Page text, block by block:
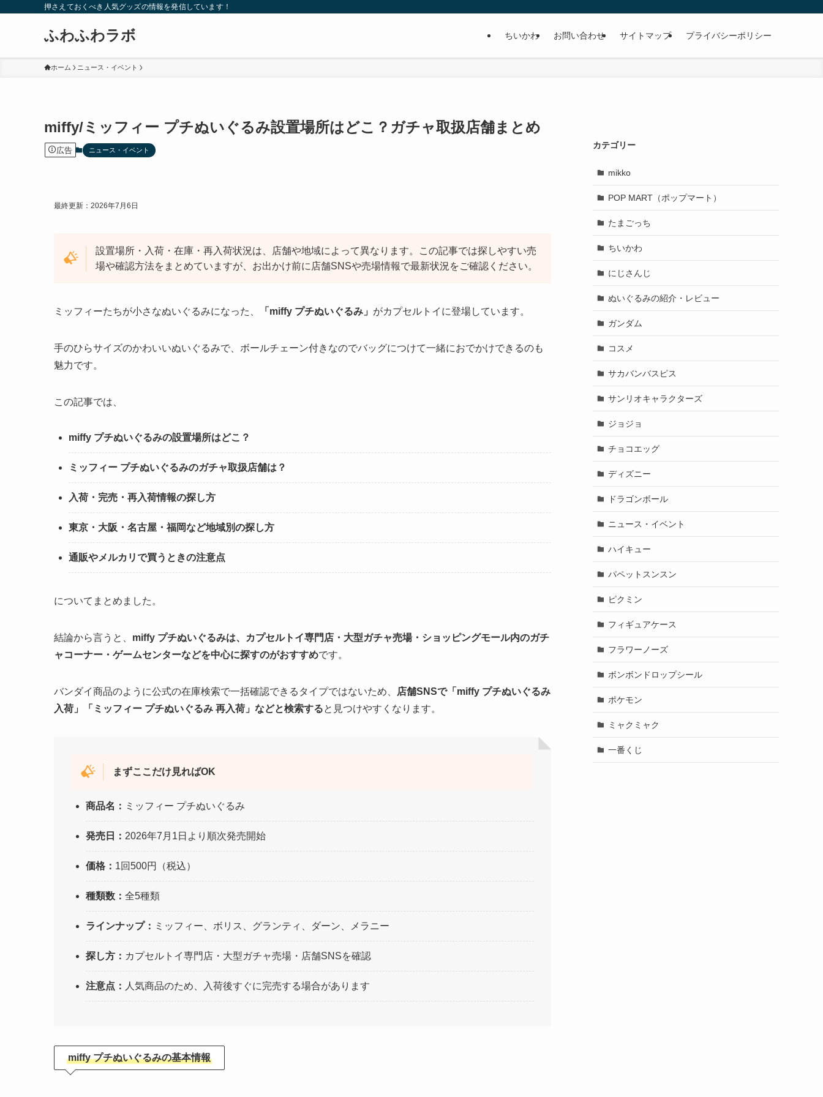
押さえておくべき人気グッズの情報を発信しています！
ふわふわラボ ちいかわ お問い合わせ サイトマップ プライバシーポリシー
ホーム ニュース・イベント
miffy/ミッフィー プチぬいぐるみ設置場所はどこ？ガチャ取扱店舗まとめ
広告 ニュース・イベント
最終更新：2026年7月6日
設置場所・入荷・在庫・再入荷状況は、店舗や地域によって異なります。この記事では探しやすい売
場や確認方法をまとめていますが、お出かけ前に店舗SNSや売場情報で最新状況をご確認ください。
ミッフィーたちが小さなぬいぐるみになった、 「miffy プチぬいぐるみ」 がカプセルトイに登場しています。
手のひらサイズのかわいいぬいぐるみで、ボールチェーン付きなのでバッグにつけて一緒におでかけできるのも
魅力です。
この記事では、
miffy プチぬいぐるみの設置場所はどこ？
ミッフィー プチぬいぐるみのガチャ取扱店舗は？
入荷・完売・再入荷情報の探し方
東京・大阪・名古屋・福岡など地域別の探し方
通販やメルカリで買うときの注意点
についてまとめました。
結論から言うと、 miffy プチぬいぐるみは、カプセルトイ専門店・大型ガチャ売場・ショッピングモール内のガチ
ャコーナー・ゲームセンターなどを中心に探すのがおすすめです。
バンダイ商品のように公式の在庫検索で一括確認できるタイプではないため、
店舗SNSで「miffy プチぬいぐるみ
入荷」「ミッフィー プチぬいぐるみ 再入荷」などと検索すると見つけやすくなります。
まずここだけ見ればOK
商品名： ミッフィー プチぬいぐるみ
発売日： 2026年7月1日より順次発売開始
価格： 1回500円（税込）
種類数： 全5種類
ラインナップ： ミッフィー、ボリス、グランティ、ダーン、メラニー
探し方： カプセルトイ専門店・大型ガチャ売場・店舗SNSを確認
注意点： 人気商品のため、入荷後すぐに完売する場合があります
miffy プチぬいぐるみの基本情報
カテゴリー
mikko
POP MART（ポップマート）
たまごっち
ちいかわ
にじさんじ
ぬいぐるみの紹介・レビュー
ガンダム
コスメ
サカバンバスピス
サンリオキャラクターズ
ジョジョ
チョコエッグ
ディズニー
ドラゴンボール
ニュース・イベント
ハイキュー
パペットスンスン
ピクミン
フィギュアケース
フラワーノーズ
ボンボンドロップシール
ポケモン
ミャクミャク
一番くじ